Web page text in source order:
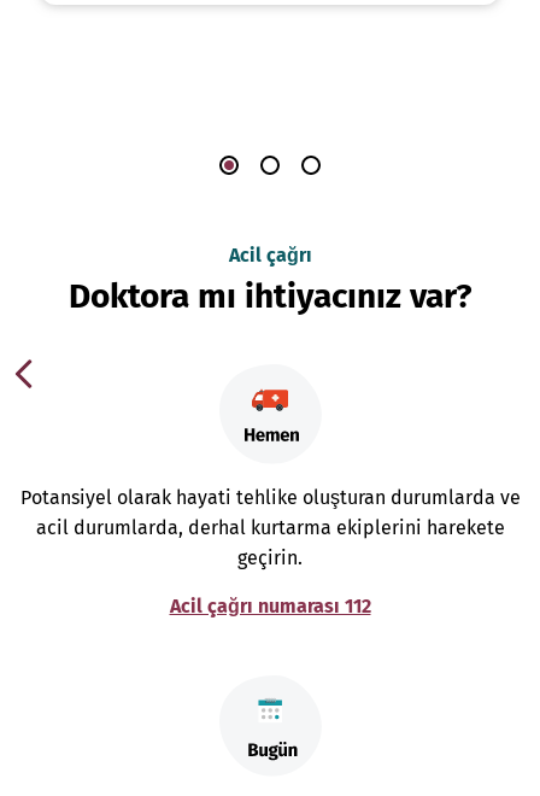
Acil çağrı
Doktora mı ihtiyacınız var?
Potansiyel olarak hayati tehlike oluşturan durumlarda ve
acil durumlarda, derhal kurtarma ekiplerini harekete
geçirin.
Acil çağrı numarası 112